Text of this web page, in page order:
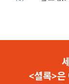
<셜록>은